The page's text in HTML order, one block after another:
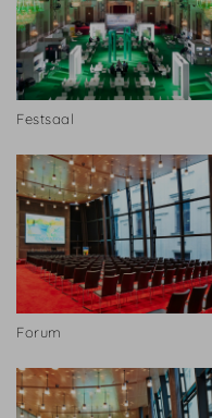
Festsaal
Forum